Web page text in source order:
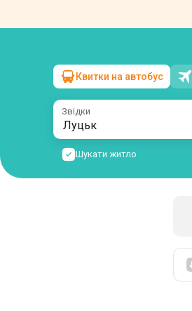
Луцьк→Кельце
сб, 8 серпня/1 пасажир
Квитки на автобус
Звідки
Шукати житло